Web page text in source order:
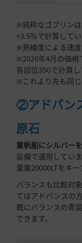
※純粋なゴブリン
+3.5％で計算してい
※熟練度による速度
※2026年4月の価格
各部位35Gで計算し
※これより先も同じ
②アドバン
原石
重帆船にシルバー
装備で運用していま
重量20000LTをキ
バランスも比較対
てはアドバンスの
既にバランスの青
できます。